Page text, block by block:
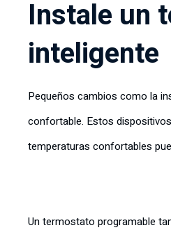
Instale un
inteligente
Pequeños cambios como la
confortable. Estos
temperaturas confortables
Un termostato programable